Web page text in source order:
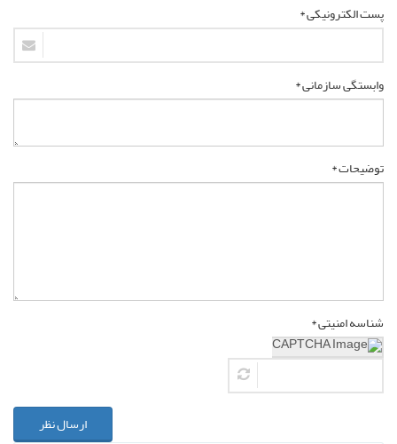
پست الکترونیکی *
وابستگی سازمانی *
توضیحات *
شناسه امنیتی *
ارسال نظر